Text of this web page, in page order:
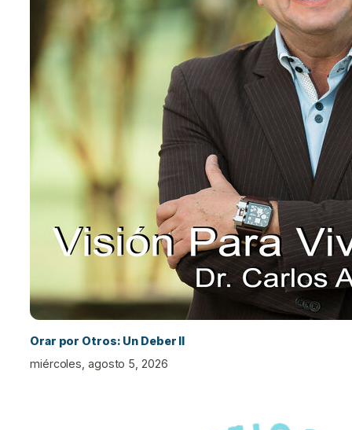
Orar por Otros: Un Deber II
miércoles, agosto 5, 2026